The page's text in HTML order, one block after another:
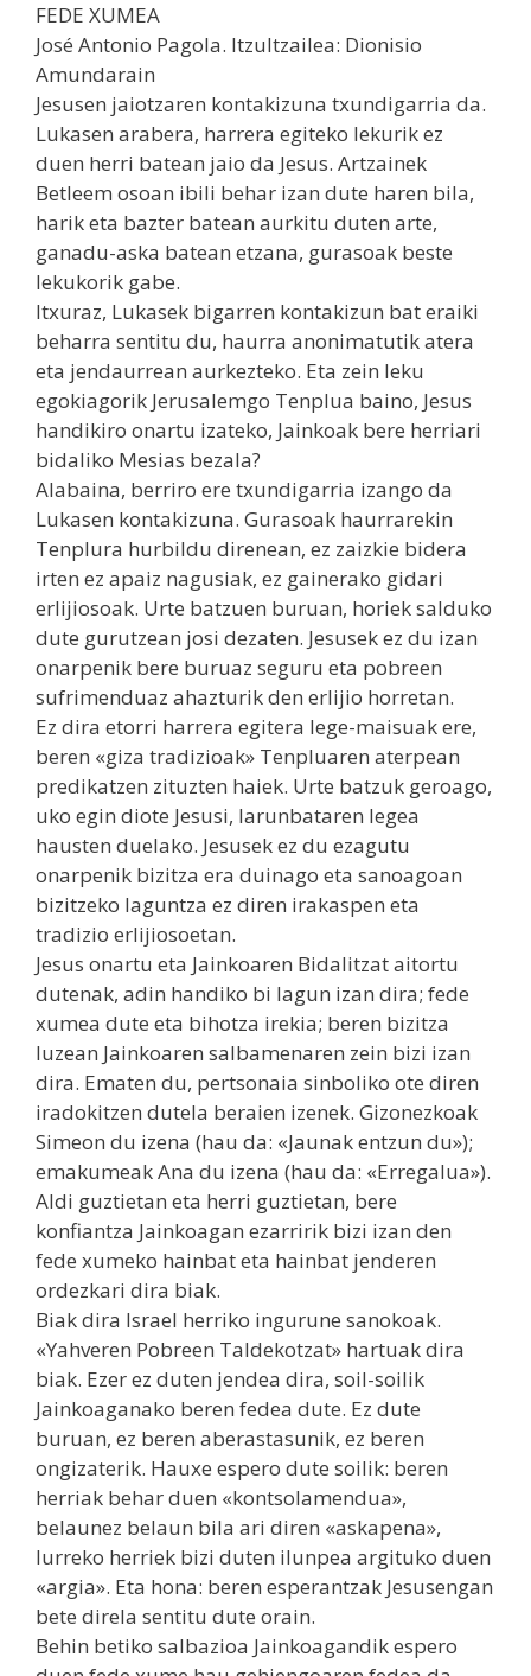
FEDE XUMEA
José Antonio Pagola. Itzultzailea: Dionisio
Amundarain
Jesusen jaiotzaren kontakizuna txundigarria da.
Lukasen arabera, harrera egiteko lekurik ez
duen herri batean jaio da Jesus. Artzainek
Betleem osoan ibili behar izan dute haren bila,
harik eta bazter batean aurkitu duten arte,
ganadu-aska batean etzana, gurasoak beste
lekukorik gabe.
Itxuraz, Lukasek bigarren kontakizun bat eraiki
beharra sentitu du, haurra anonimatutik atera
eta jendaurrean aurkezteko. Eta zein leku
egokiagorik Jerusalemgo Tenplua baino, Jesus
handikiro onartu izateko, Jainkoak bere herriari
bidaliko Mesias bezala?
Alabaina, berriro ere txundigarria izango da
Lukasen kontakizuna. Gurasoak haurrarekin
Tenplura hurbildu direnean, ez zaizkie bidera
irten ez apaiz nagusiak, ez gainerako gidari
erlijiosoak. Urte batzuen buruan, horiek salduko
dute gurutzean josi dezaten. Jesusek ez du izan
onarpenik bere buruaz seguru eta pobreen
sufrimenduaz ahazturik den erlijio horretan.
Ez dira etorri harrera egitera lege-maisuak ere,
beren «giza tradizioak» Tenpluaren aterpean
predikatzen zituzten haiek. Urte batzuk geroago,
uko egin diote Jesusi, larunbataren legea
hausten duelako. Jesusek ez du ezagutu
onarpenik bizitza era duinago eta sanoagoan
bizitzeko laguntza ez diren irakaspen eta
tradizio erlijiosoetan.
Jesus onartu eta Jainkoaren Bidalitzat aitortu
dutenak, adin handiko bi lagun izan dira; fede
xumea dute eta bihotza irekia; beren bizitza
luzean Jainkoaren salbamenaren zein bizi izan
dira. Ematen du, pertsonaia sinboliko ote diren
iradokitzen dutela beraien izenek. Gizonezkoak
Simeon du izena (hau da: «Jaunak entzun du»);
emakumeak Ana du izena (hau da: «Erregalua»).
Aldi guztietan eta herri guztietan, bere
konfiantza Jainkoagan ezarririk bizi izan den
fede xumeko hainbat eta hainbat jenderen
ordezkari dira biak.
Biak dira Israel herriko ingurune sanokoak.
«Yahveren Pobreen Taldekotzat» hartuak dira
biak. Ezer ez duten jendea dira, soil-soilik
Jainkoaganako beren fedea dute. Ez dute
buruan, ez beren aberastasunik, ez beren
ongizaterik. Hauxe espero dute soilik: beren
herriak behar duen «kontsolamendua»,
belaunez belaun bila ari diren «askapena»,
lurreko herriek bizi duten ilunpea argituko duen
«argia». Eta hona: beren esperantzak Jesusengan
bete direla sentitu dute orain.
Behin betiko salbazioa Jainkoagandik espero